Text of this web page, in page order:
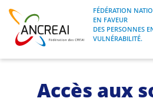
Skip
content
ANCREAI
FÉDÉRATION
FAVEUR DES
FÉDÉRATION
EN FAVEUR
DES PERSONNES
VULNÉRABILITÉ.
Accès aux